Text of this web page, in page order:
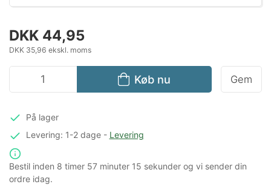
DKK 44,95
DKK 35,96 ekskl. moms
Køb nu Gem
På lager
Levering: 1-2 dage- Levering
Bestil inden 8 timer 57 minuter 15 sekunder og vi sender din
ordre idag.